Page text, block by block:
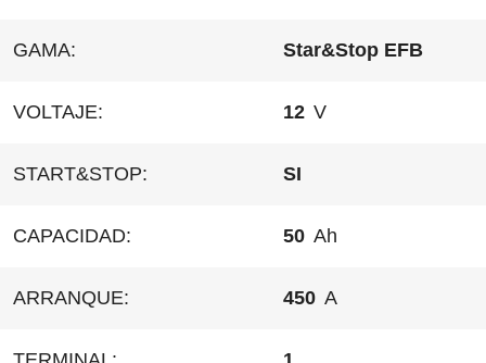
GAMA: Star&Stop EFB
VOLTAJE: 12 V
START&STOP: SI
CAPACIDAD: 50 Ah
ARRANQUE: 450 A